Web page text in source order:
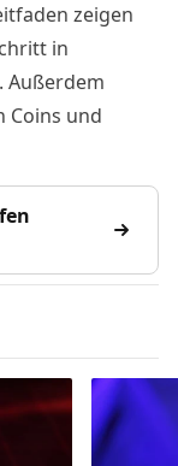
zeigen
in
Außerdem
Coins und